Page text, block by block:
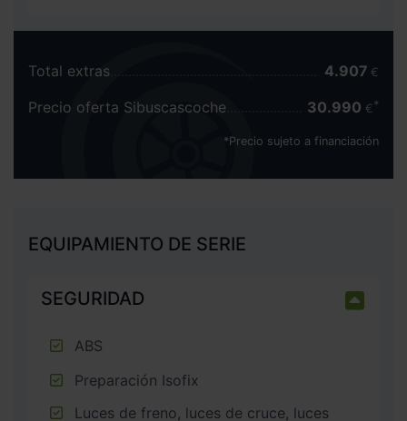
Total extras 4.907 €
Precio oferta Sibuscascoche 30.990 €
*Precio sujeto a financiación
EQUIPAMIENTO DE SERIE
SEGURIDAD
ABS
Preparación Isofix